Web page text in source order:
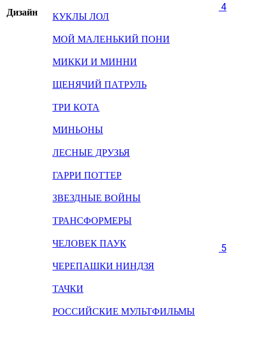
КУКЛЫ ЛОЛ
МОЙ МАЛЕНЬКИЙ ПОНИ
МИККИ И МИННИ
ЩЕНЯЧИЙ ПАТРУЛЬ
ТРИ КОТА
МИНЬОНЫ
ЛЕСНЫЕ ДРУЗЬЯ
ГАРРИ ПОТТЕР
ЗВЕЗДНЫЕ ВОЙНЫ
ТРАНСФОРМЕРЫ
ЧЕЛОВЕК ПАУК
ЧЕРЕПАШКИ НИНДЗЯ
ТАЧКИ
РОССИЙСКИЕ МУЛЬТФИЛЬМЫ
Дизайн 4
5